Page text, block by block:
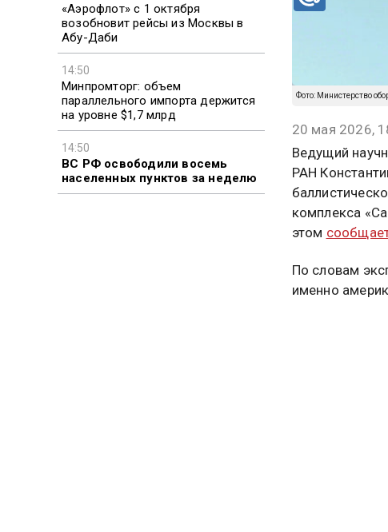
«Аэрофлот» с 1 октября
возобновит рейсы из Москвы в
Абу-Даби
14:50
Минпромторг: объем
параллельного импорта держится
на уровне $1,7 млрд
14:50
ВС РФ освободили восемь
населенных пунктов за неделю
Фото: Министерство
20 мая 2026,
Ведущий
РАН
комплекса
этом
По словам
именно